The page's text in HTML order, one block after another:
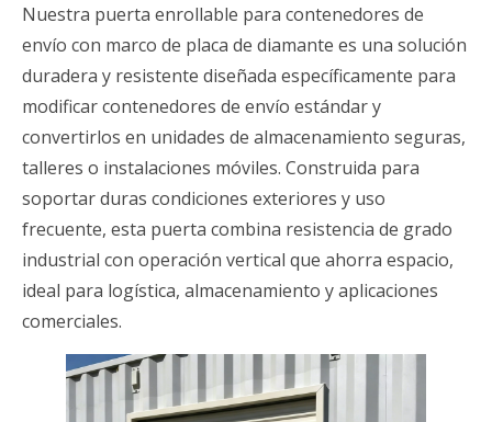
Nuestra puerta enrollable para contenedores de
envío con marco de placa de diamante es una solución
duradera y resistente diseñada específicamente para
modificar contenedores de envío estándar y
convertirlos en unidades de almacenamiento seguras,
talleres o instalaciones móviles. Construida para
soportar duras condiciones exteriores y uso
frecuente, esta puerta combina resistencia de grado
industrial con operación vertical que ahorra espacio,
ideal para logística, almacenamiento y aplicaciones
comerciales.